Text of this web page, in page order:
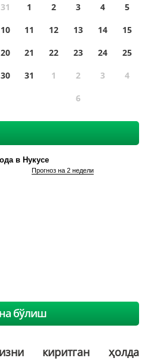
31 1 2 3 4
5
10 11 12 13 14
15
20 21 22 23 24
25
30 31 1 2 3
4
6
в Нукусе
Прогноз на 2 недели
бўлиш
киритган ҳолда